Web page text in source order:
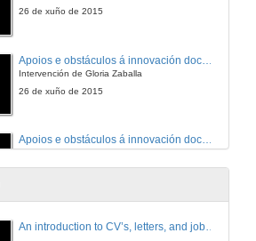
26 de xuño de 2015
Intervención de Gloria Zaballa
26 de xuño de 2015
Apoios e obstáculos á innovación docente universitaria
26 de xuño de 2015
Apoios e obstáculos á innovación docente universitaria
An introduction to CV’s, letters, and job searching